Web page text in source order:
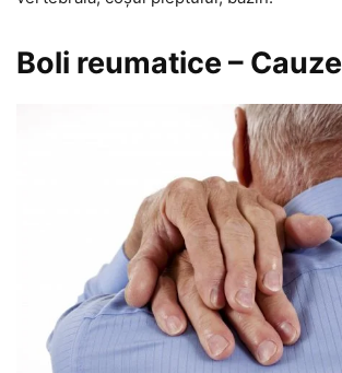
Boli reumatice – Cauze